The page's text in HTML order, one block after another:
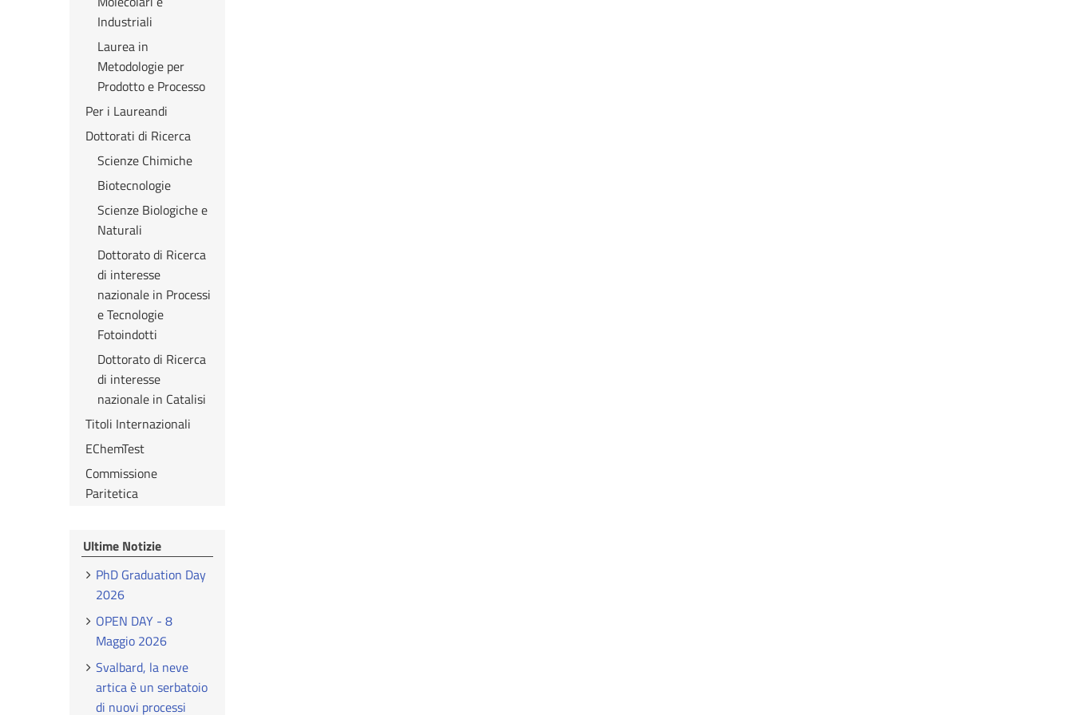
Industriali
Laurea in
Metodologie per
Prodotto e Processo
Per i Laureandi
Dottorati di Ricerca
Scienze Chimiche
Biotecnologie
Scienze Biologiche e
Naturali
Dottorato di Ricerca
di interesse
nazionale in Processi
e Tecnologie
Fotoindotti
Dottorato di Ricerca
di interesse
nazionale in Catalisi
Titoli Internazionali
EChemTest
Commissione
Paritetica
Ultime Notizie
PhD Graduation Day
2026
OPEN DAY - 8
Maggio 2026
Svalbard, la neve
artica è un serbatoio
di nuovi processi